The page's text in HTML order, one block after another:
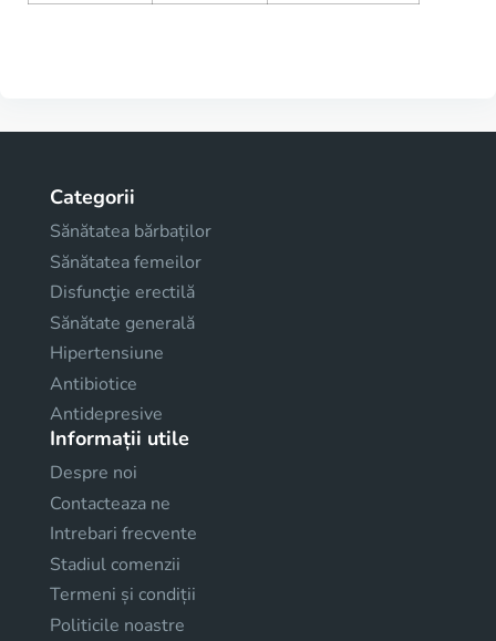
Categorii
Sănătatea bărbaților
Sănătatea femeilor
Disfuncţie erectilă
Sănătate generală
Hipertensiune
Antibiotice
Antidepresive
Informații utile
Despre noi
Contacteaza ne
Intrebari frecvente
Stadiul comenzii
Termeni și condiții
Politicile noastre